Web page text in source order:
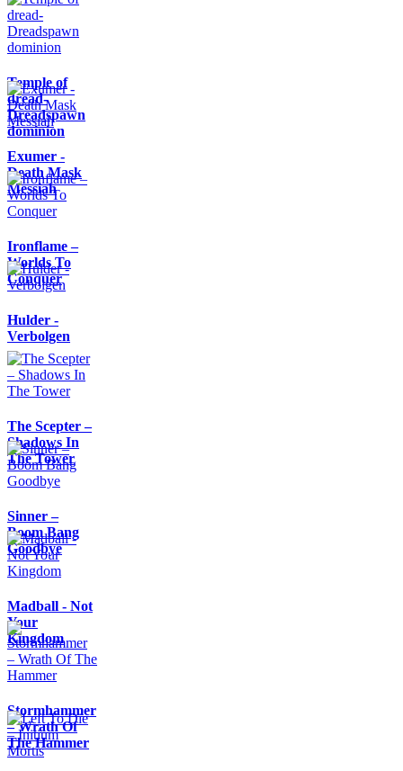
Temple of
dread-
Dreadspawn
dominion
Exumer -
Death Mask
Messiah
Ironflame –
Worlds To
Conquer
Hulder -
Verbolgen
The Scepter –
Shadows In
The Tower
Sinner –
Boom Bang
Goodbye
Madball - Not
Your
Kingdom
Stormhammer
– Wrath Of
The Hammer